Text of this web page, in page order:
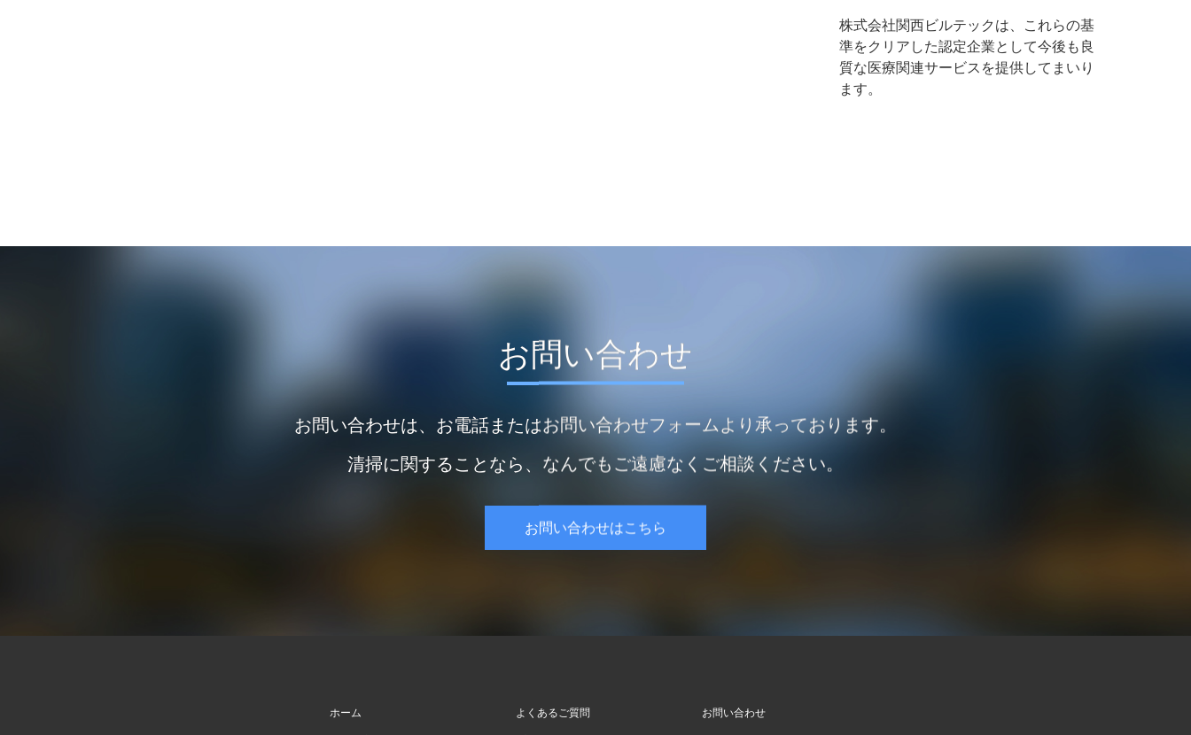
株式会社関西ビルテックは、これらの基
準をクリアした認定企業として今後も良
質な医療関連サービスを提供してまいり
ます。
お問い合わせ
お問い合わせは、お電話またはお問い合わせフォームより承っております。
清掃に関することなら、なんでもご遠慮なくご相談ください。
お問い合わせはこちら
ホーム
よくあるご質問
お問い合わせ